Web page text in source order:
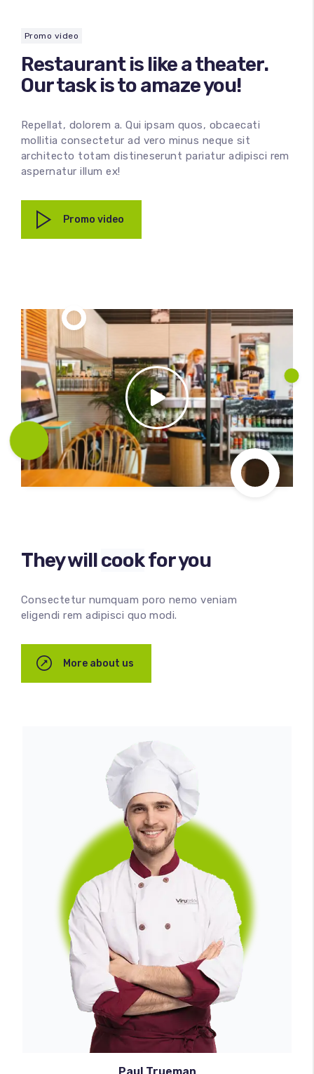
100%
Promo video
Restaurant is like a theater.
Our task is to amaze you!
Repellat, dolorem a. Qui ipsam quos, obcaecati
mollitia consectetur ad vero minus neque sit
architecto totam distineserunt pariatur adipisci rem
aspernatur illum ex!
Promo video
They willcookfor you
Consectetur numquam poro nemo veniam
eligendi rem adipisci quo modi.
More about us